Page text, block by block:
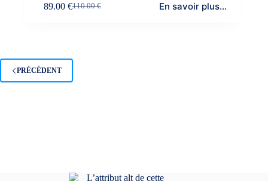
110.00€
89.00 € En savoir plus...
PRÉCÉDENT